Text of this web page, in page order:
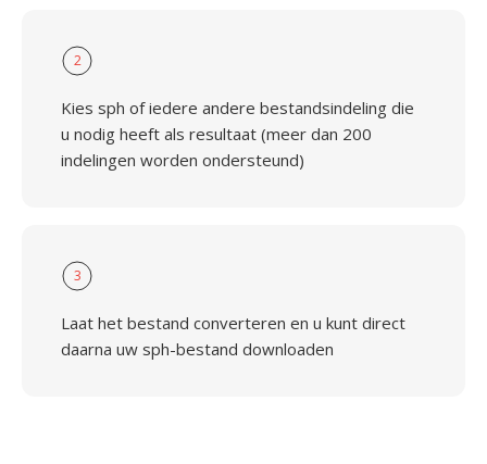
2
Kies sph of iedere andere bestandsindeling die
u nodig heeft als resultaat (meer dan 200
indelingen worden ondersteund)
3
Laat het bestand converteren en u kunt direct
daarna uw sph-bestand downloaden